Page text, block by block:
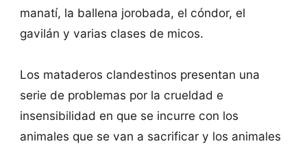
manatí, la ballena jorobada, el cóndor, el
gavilán y varias clases de micos.
Los mataderos clandestinos presentan una
serie de problemas por la crueldad e
insensibilidad en que se incurre con los
animales que se van a sacrificar y los animales